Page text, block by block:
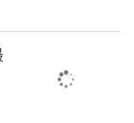
业有10家，
文化工作室
文化工作室
田影视文化